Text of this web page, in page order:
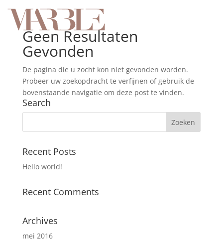
Geen Resultaten
Gevonden
De pagina die u zocht kon niet gevonden worden.
Probeer uw zoekopdracht te verfijnen of gebruik de
bovenstaande navigatie om deze post te vinden.
Search
Recent Posts
Hello world!
Recent Comments
Archives
mei 2016